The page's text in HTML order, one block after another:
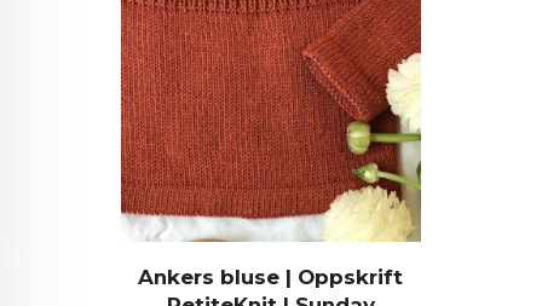
Ankers bluse | Oppskrift